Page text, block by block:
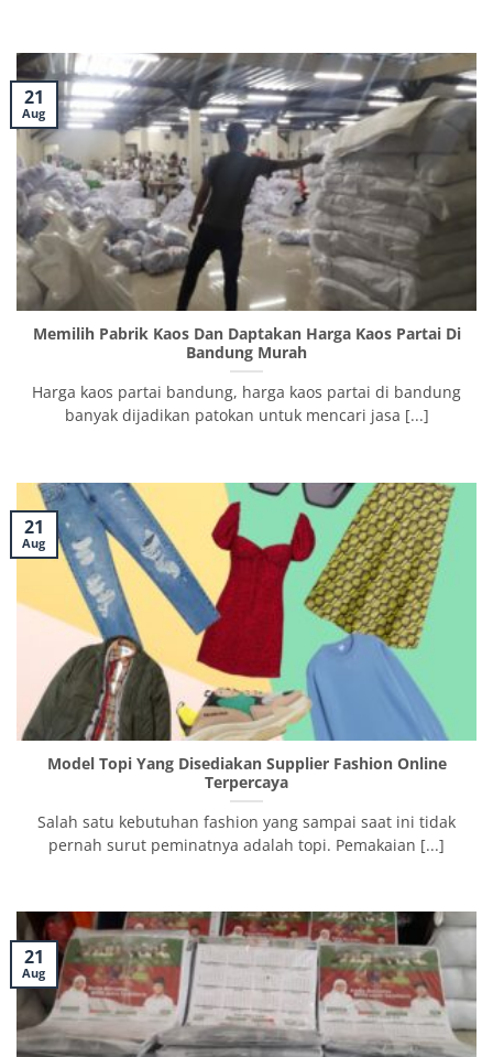
Memilih Pabrik Kaos Dan Daptakan Harga Kaos Partai Di
Bandung Murah
Harga kaos partai bandung, harga kaos partai di bandung
banyak dijadikan patokan untuk mencari jasa [...]
21
Aug
Model Topi Yang Disediakan Supplier Fashion Online
Terpercaya
Salah satu kebutuhan fashion yang sampai saat ini tidak
pernah surut peminatnya adalah topi. Pemakaian [...]
21
Aug
21
Aug